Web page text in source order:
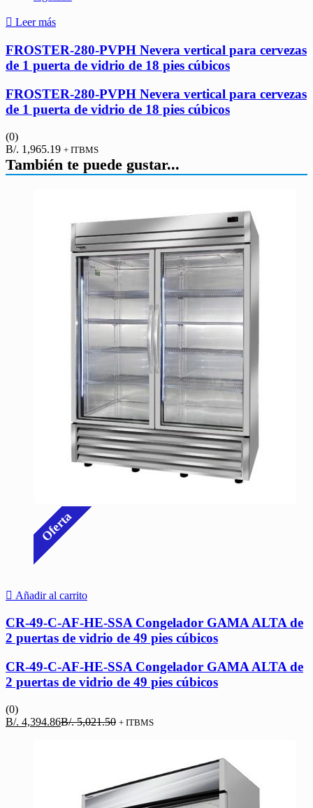
Leer más
FROSTER-280-PVPH Nevera vertical para cervezas
de 1 puerta de vidrio de 18 pies cúbicos
FROSTER-280-PVPH Nevera vertical para cervezas
de 1 puerta de vidrio de 18 pies cúbicos
(0)
B/. 1,965.19 + ITBMS
También te puede gustar...
Oferta
Añadir al carrito
CR-49-C-AF-HE-SSA Congelador GAMA ALTA de
2 puertas de vidrio de 49 pies cúbicos
CR-49-C-AF-HE-SSA Congelador GAMA ALTA de
2 puertas de vidrio de 49 pies cúbicos
(0)
B/. 4,394.86El
B/.5,021.50 El
B/. 5,021.50.
+ ITBMS